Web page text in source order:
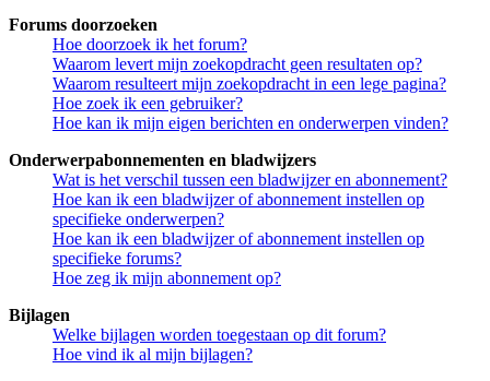
Forums doorzoeken
Hoe doorzoek ik het forum?
Waarom levert mijn zoekopdracht geen resultaten op?
Waarom resulteert mijn zoekopdracht in een lege pagina?
Hoe zoek ik een gebruiker?
Hoe kan ik mijn eigen berichten en onderwerpen vinden?
Onderwerpabonnementen en bladwijzers
Wat is het verschil tussen een bladwijzer en abonnement?
Hoe kan ik een bladwijzer of abonnement instellen op
specifieke onderwerpen?
Hoe kan ik een bladwijzer of abonnement instellen op
specifieke forums?
Hoe zeg ik mijn abonnement op?
Bijlagen
Welke bijlagen worden toegestaan op dit forum?
Hoe vind ik al mijn bijlagen?